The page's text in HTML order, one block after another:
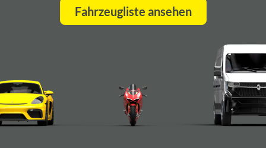
Fahrzeugliste ansehen